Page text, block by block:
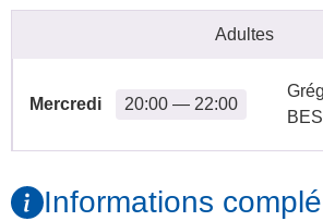
Adultes
Mercredi 20:00 — 22:00
Informations